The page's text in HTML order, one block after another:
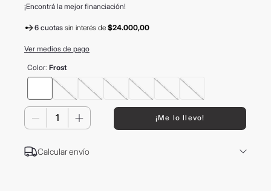
¡Encontrá la mejor financiación!
6 cuotas sin interésde $24.000,00
Ver medios de pago
Color: Frost
＋
－ ¡Me lo llevo!
Calcular envío